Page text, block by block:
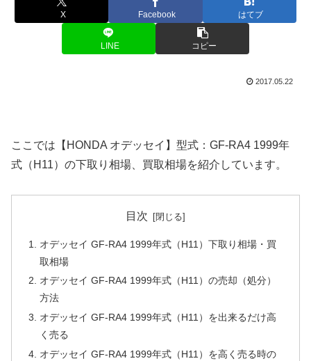
X Facebook はてブ
LINE コピー
2017.05.22
ここでは【HONDA オデッセイ】型式：GF-RA4 1999年
式（H11）の下取り相場、買取相場を紹介しています。
目次
オデッセイ GF-RA4 1999年式（H11）下取り相場・買
取相場
オデッセイ GF-RA4 1999年式（H11）の売却（処分）
方法
オデッセイ GF-RA4 1999年式（H11）を出来るだけ高
く売る
オデッセイ GF-RA4 1999年式（H11）を高く売る時の